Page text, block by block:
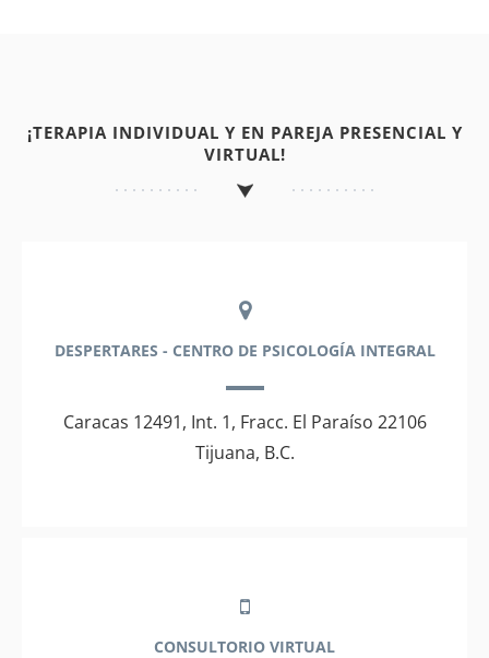
¡TERAPIA INDIVIDUAL Y EN PAREJA PRESENCIAL Y
VIRTUAL!
DESPERTARES - CENTRO DE PSICOLOGÍA INTEGRAL
Caracas 12491, Int. 1, Fracc. El Paraíso 22106
Tijuana, B.C.
CONSULTORIO VIRTUAL